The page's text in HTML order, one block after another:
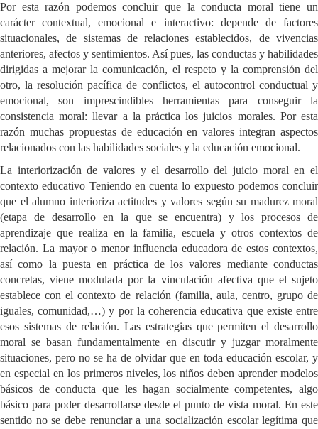
Por esta razón podemos concluir que la conducta moral tiene un
carácter contextual, emocional e interactivo: depende de factores
situacionales, de sistemas de relaciones establecidos, de vivencias
anteriores, afectos y sentimientos. Así pues, las conductas y habilidades
dirigidas a mejorar la comunicación, el respeto y la comprensión del
otro, la resolución pacífica de conflictos, el autocontrol conductual y
emocional, son imprescindibles herramientas para conseguir la
consistencia moral: llevar a la práctica los juicios morales. Por esta
razón muchas propuestas de educación en valores integran aspectos
relacionados con las habilidades sociales y la educación emocional.
La interiorización de valores y el desarrollo del juicio moral en el
contexto educativo Teniendo en cuenta lo expuesto podemos concluir
que el alumno interioriza actitudes y valores según su madurez moral
(etapa de desarrollo en la que se encuentra) y los procesos de
aprendizaje que realiza en la familia, escuela y otros contextos de
relación. La mayor o menor influencia educadora de estos contextos,
así como la puesta en práctica de los valores mediante conductas
concretas, viene modulada por la vinculación afectiva que el sujeto
establece con el contexto de relación (familia, aula, centro, grupo de
iguales, comunidad,…) y por la coherencia educativa que existe entre
esos sistemas de relación. Las estrategias que permiten el desarrollo
moral se basan fundamentalmente en discutir y juzgar moralmente
situaciones, pero no se ha de olvidar que en toda educación escolar, y
en especial en los primeros niveles, los niños deben aprender modelos
básicos de conducta que les hagan socialmente competentes, algo
básico para poder desarrollarse desde el punto de vista moral. En este
sentido no se debe renunciar a una socialización escolar legítima que